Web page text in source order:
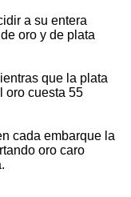
a su entera
oro y de plata
que la plata
oro cuesta 55
cada embarque la
oro caro